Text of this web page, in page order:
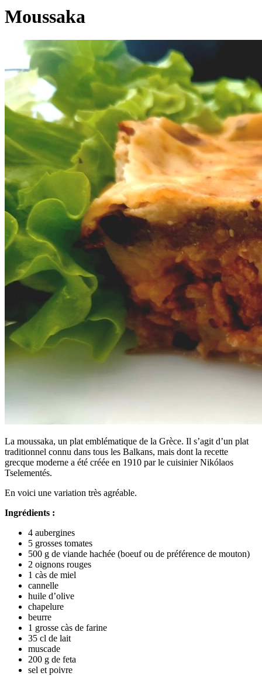
Moussaka
La moussaka, un plat emblématique de la Grèce. Il s’agit d’un plat
traditionnel connu dans tous les Balkans, mais dont la recette
grecque moderne a été créée en 1910 par le cuisinier Nikólaos
Tselementés.
En voici une variation très agréable.
Ingrédients :
4 aubergines
5 grosses tomates
500 g de viande hachée (boeuf ou de préférence de mouton)
2 oignons rouges
1 càs de miel
cannelle
huile d’olive
chapelure
beurre
1 grosse càs de farine
35 cl de lait
muscade
200 g de feta
sel et poivre